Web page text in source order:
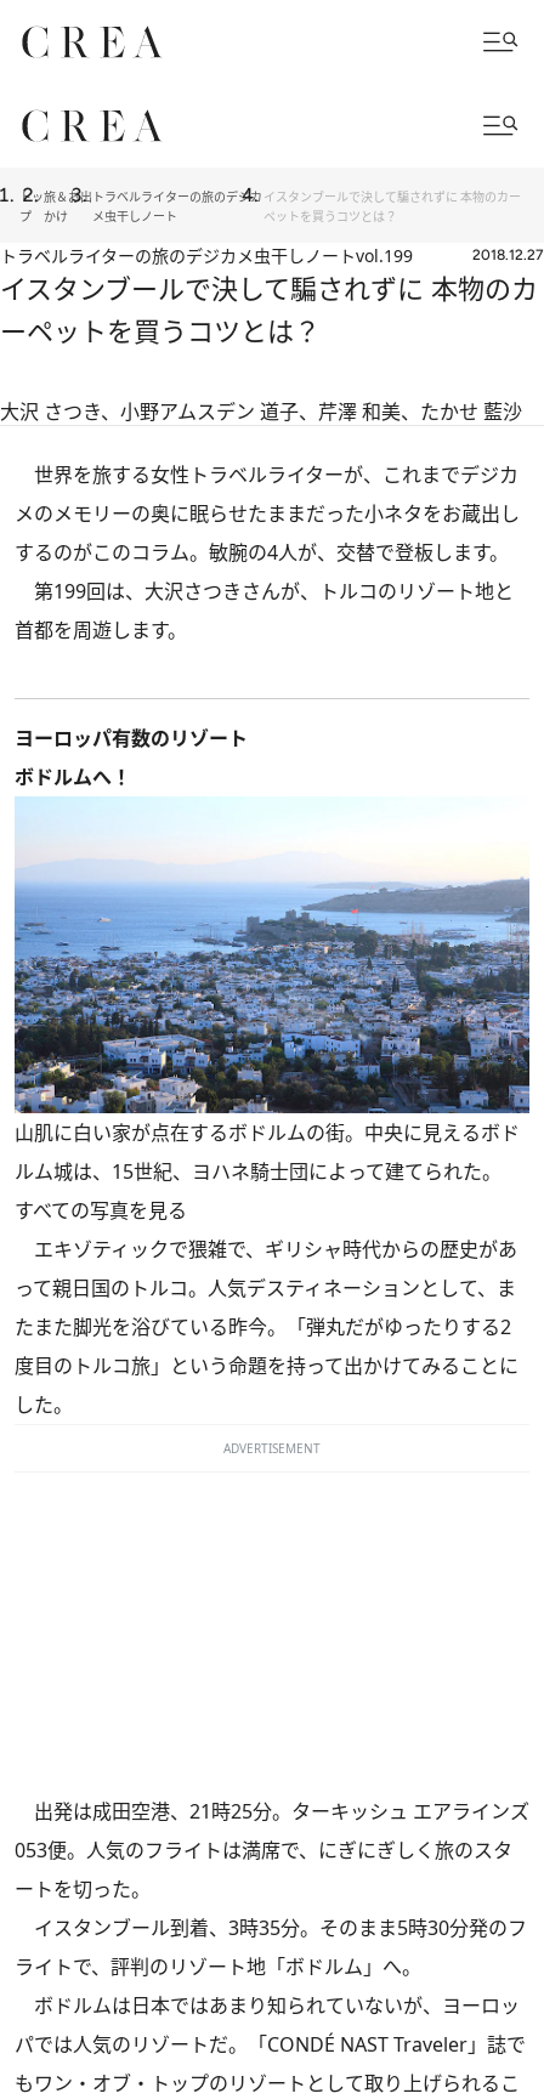
トッ
プ
旅＆お出
かけ
トラベルライターの旅のデジカ
メ虫干しノート
イスタンブールで決して騙されずに 本物のカー
ペットを買うコツとは？
トラベルライターの旅のデジカメ虫干しノートvol.199 2018.12.27
イスタンブールで決して騙されずに 本物のカ
ーペットを買うコツとは？
大沢 さつき、小野アムスデン 道子、芹澤 和美、たかせ 藍沙
世界を旅する女性トラベルライターが、これまでデジカ
メのメモリーの奥に眠らせたままだった小ネタをお蔵出し
するのがこのコラム。敏腕の4人が、交替で登板します。
第199回は、大沢さつきさんが、トルコのリゾート地と
首都を周遊します。
ヨーロッパ有数のリゾート
ボドルムへ！
山肌に白い家が点在するボドルムの街。中央に見えるボド
ルム城は、15世紀、ヨハネ騎士団によって建てられた。
すべての写真を見る
エキゾティックで猥雑で、ギリシャ時代からの歴史があ
って親日国のトルコ。人気デスティネーションとして、ま
たまた脚光を浴びている昨今。「弾丸だがゆったりする2
度目のトルコ旅」という命題を持って出かけてみることに
した。
ADVERTISEMENT
出発は成田空港、21時25分。ターキッシュ エアラインズ
053便。人気のフライトは満席で、にぎにぎしく旅のスタ
ートを切った。
イスタンブール到着、3時35分。そのまま5時30分発のフ
ライトで、評判のリゾート地「ボドルム」へ。
ボドルムは日本ではあまり知られていないが、ヨーロッ
パでは人気のリゾートだ。「CONDÉ NAST Traveler」誌で
もワン・オブ・トップのリゾートとして取り上げられるこ